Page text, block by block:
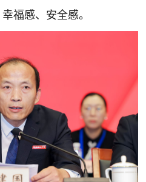
福感、安全感。